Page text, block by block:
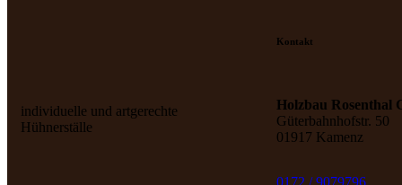
individuelle und artgerechte
Hühnerställe
Kontakt
Holzbau Rosenthal
Güterbahnhofstr. 50
01917 Kamenz
0172 / 9079796